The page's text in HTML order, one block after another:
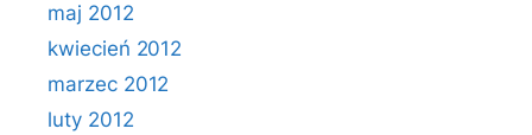
maj 2012
kwiecień 2012
marzec 2012
luty 2012